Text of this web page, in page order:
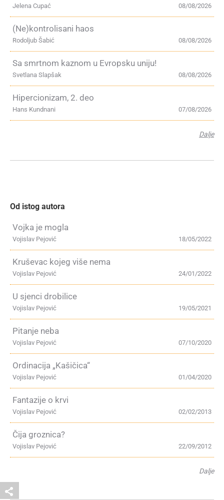
08/08/2026
Jelena Cupać
(Ne)kontrolisani haos
08/08/2026
Rodoljub Šabić
Sa smrtnom kaznom u Evropsku uniju!
08/08/2026
Svetlana Slapšak
Hipercionizam, 2. deo
07/08/2026
Hans Kundnani
Dalje
Od istog autora
Vojka je mogla
18/05/2022
Vojislav Pejović
Kruševac kojeg više nema
24/01/2022
Vojislav Pejović
U sjenci drobilice
19/05/2021
Vojislav Pejović
Pitanje neba
07/10/2020
Vojislav Pejović
Ordinacija „Kašičica“
01/04/2020
Vojislav Pejović
Fantazije o krvi
02/02/2013
Vojislav Pejović
Čija groznica?
22/09/2012
Vojislav Pejović
Dalje